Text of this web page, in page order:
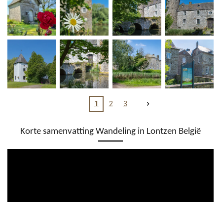
1 2 3
Korte samenvatting Wandeling in Lontzen België